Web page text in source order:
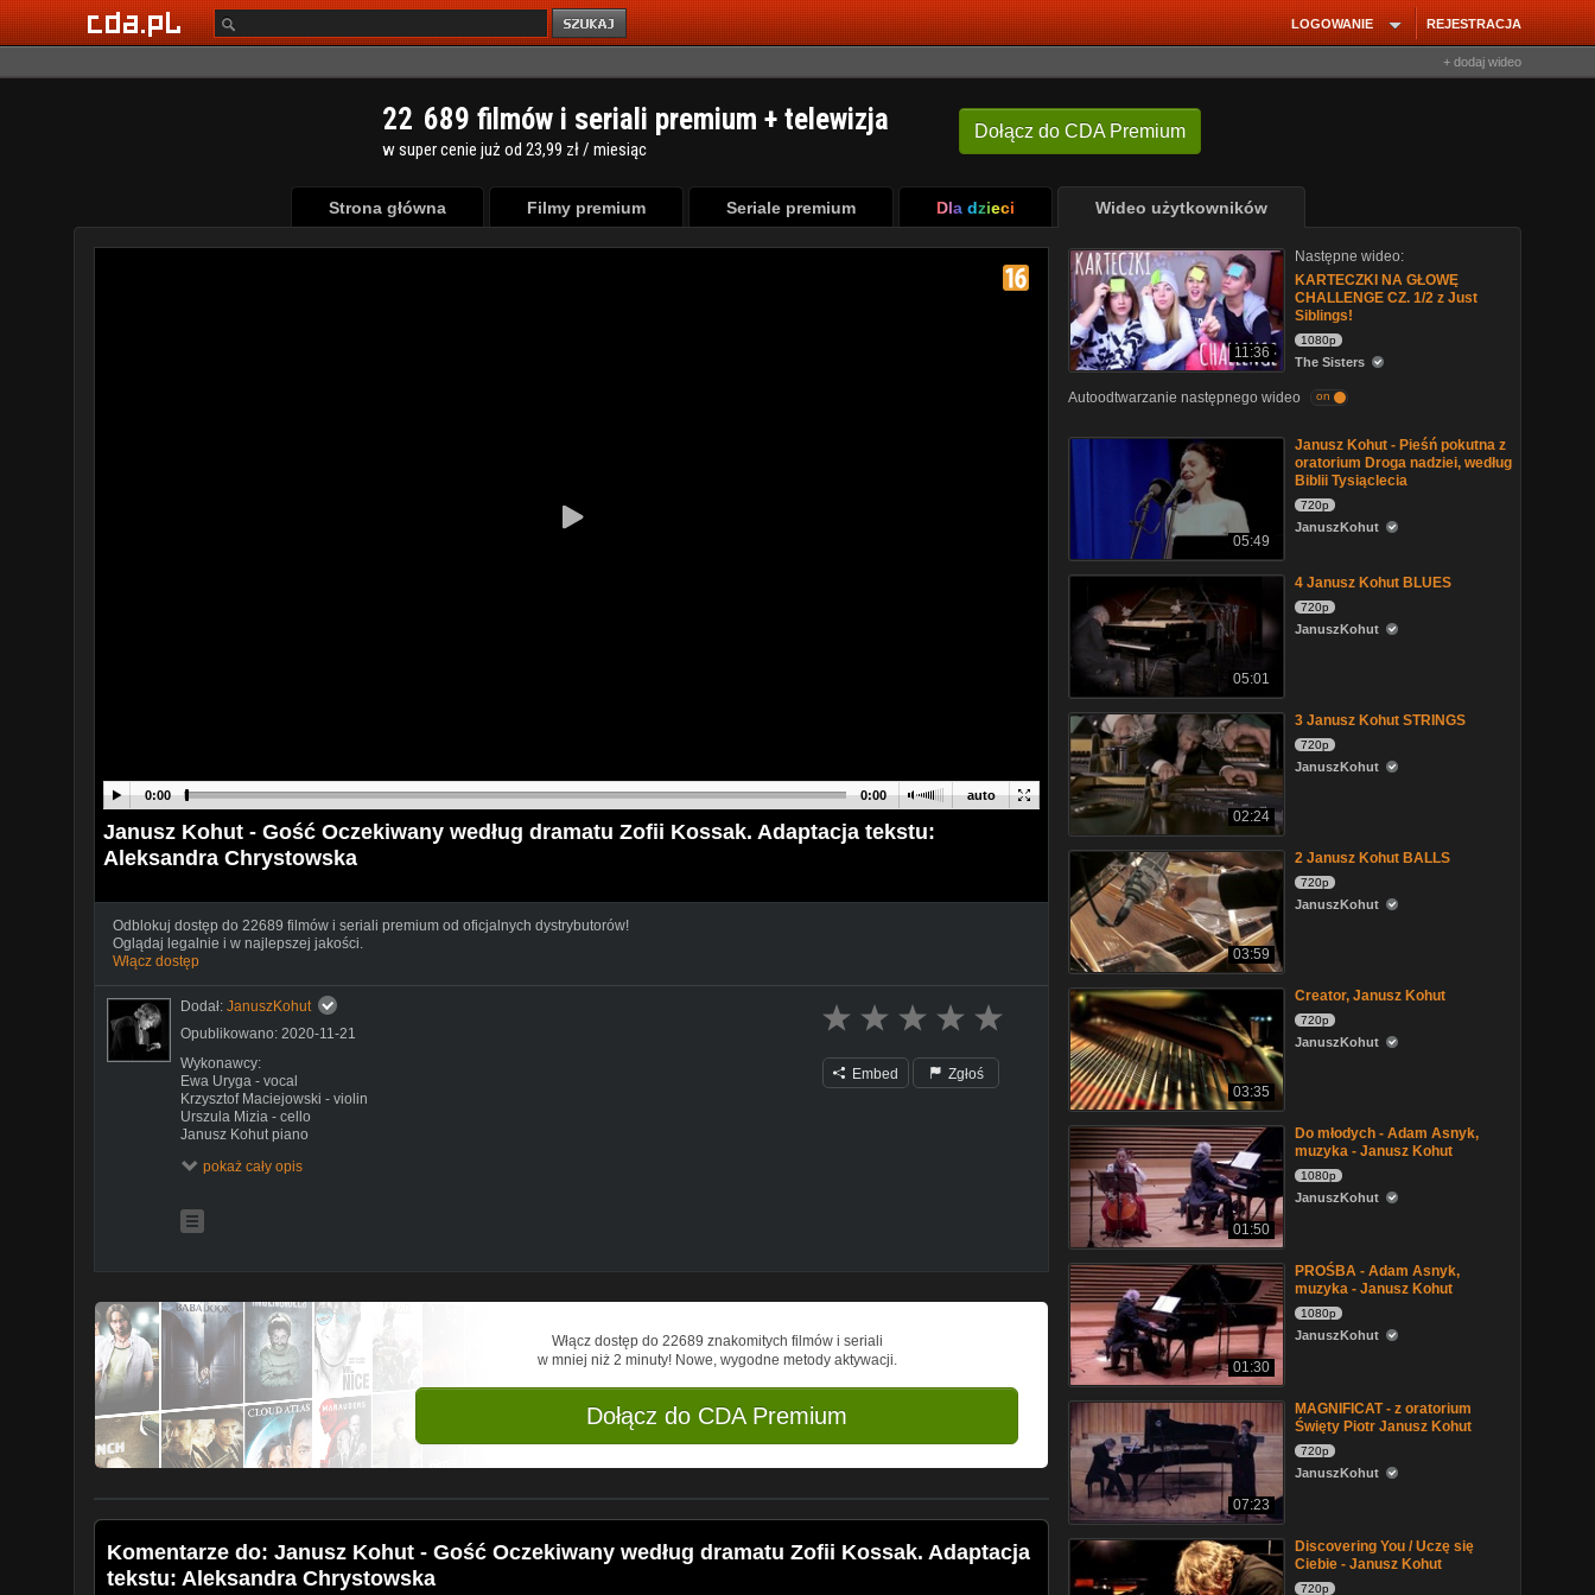
REJESTRACJA
LOGOWANIE
+ dodaj wideo
Dołącz do CDA Premium
22 689 filmów i seriali premium + telewizja
w super cenie już od 23,99 zł / miesiąc
Strona główna Filmy premium Seriale premium Dla dzieci Wideo użytkowników
auto
0:00 0:00
Janusz Kohut - Gość Oczekiwany według dramatu Zofii Kossak. Adaptacja tekstu:
Aleksandra Chrystowska
Odblokuj dostęp do 22689 filmów i seriali premium od oficjalnych dystrybutorów!
Oglądaj legalnie i w najlepszej jakości.
Włącz dostęp
Dodał: JanuszKohut
Opublikowano: 2020-11-21
Wykonawcy:
Ewa Uryga - vocal
Krzysztof Maciejowski - violin
Urszula Mizia - cello
Janusz Kohut piano
Nagranie - AV Studio Janusz Kohut
Narodowego Centrum Kultury
w ramach programu
pokaż cały opis
Embed Zgłoś
Włącz dostęp do 22689 znakomitych filmów i seriali
w mniej niż 2 minuty! Nowe, wygodne metody aktywacji.
Dołącz do CDA Premium
Komentarze do: Janusz Kohut - Gość Oczekiwany według dramatu Zofii Kossak. Adaptacja
tekstu: Aleksandra Chrystowska
11:36
Następne wideo:
KARTECZKI NA GŁOWĘ
CHALLENGE CZ. 1/2 z Just
Siblings!
1080p
The Sisters
Autoodtwarzanie następnego wideo on
05:49
Janusz Kohut - Pieśń pokutna z
oratorium Droga nadziei, według
Biblii Tysiąclecia
720p
JanuszKohut
05:01
4 Janusz Kohut BLUES
720p
JanuszKohut
02:24
3 Janusz Kohut STRINGS
720p
JanuszKohut
03:59
2 Janusz Kohut BALLS
720p
JanuszKohut
03:35
Creator, Janusz Kohut
720p
JanuszKohut
01:50
Do młodych - Adam Asnyk,
muzyka - Janusz Kohut
1080p
JanuszKohut
01:30
PROŚBA - Adam Asnyk,
muzyka - Janusz Kohut
1080p
JanuszKohut
07:23
MAGNIFICAT - z oratorium
Święty Piotr Janusz Kohut
720p
JanuszKohut
Discovering You / Uczę się
Ciebie - Janusz Kohut
720p